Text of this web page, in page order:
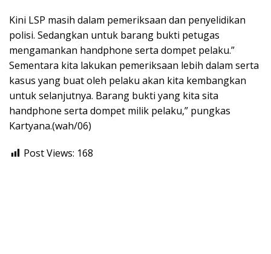
Kini LSP masih dalam pemeriksaan dan penyelidikan
polisi. Sedangkan untuk barang bukti petugas
mengamankan handphone serta dompet pelaku.”
Sementara kita lakukan pemeriksaan lebih dalam serta
kasus yang buat oleh pelaku akan kita kembangkan
untuk selanjutnya. Barang bukti yang kita sita
handphone serta dompet milik pelaku,” pungkas
Kartyana.(wah/06)
Post Views: 168